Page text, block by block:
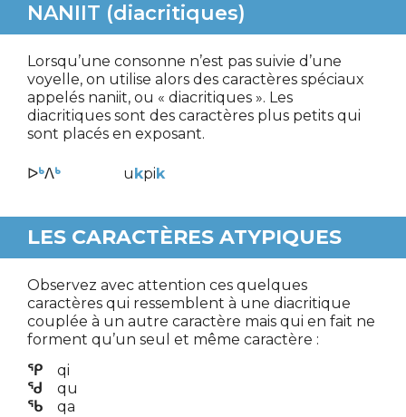
NANIIT (diacritiques)
Lorsqu’une consonne n’est pas suivie d’une
voyelle, on utilise alors des caractères spéciaux
appelés naniit, ou « diacritiques ». Les
diacritiques sont des caractères plus petits qui
sont placés en exposant.
ᐅᒃᐱᒃ u kpi k
LES CARACTÈRES ATYPIQUES
Observez avec attention ces quelques
caractères qui ressemblent à une diacritique
couplée à un autre caractère mais qui en fait ne
forment qu’un seul et même caractère :
ᕿ qi
ᖁ qu
ᖃ qa